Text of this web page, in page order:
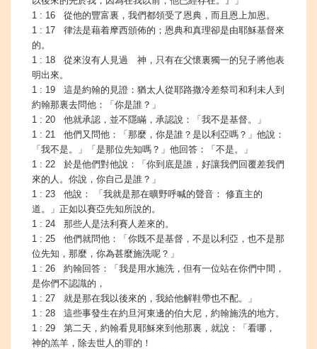
1 : 16 從他的豐富裏，我們都領受了恩典，而且恩上加恩。
1 : 17 律法是藉着摩西頒佈的；恩典和真理卻是由耶穌基督來
的。
1 : 18 從來沒有人見過 神，只有在父懷裏獨一的兒子將他表
明出來。
1 : 19 這是約翰的見證：猶太人從耶路撒冷差祭司和利未人到
約翰那裏去問他：「你是誰？」
1 : 20 他就承認，並不隱瞞，承認說：「我不是基督。」
1 : 21 他們又問他：「那麼，你是誰？是以利亞嗎？」他說：
「我不是。」「是那位先知嗎？」他回答：「不是。」
1 : 22 於是他們對他說：「你到底是誰，好讓我們回覆差我們
來的人。你說，你自己是誰？」
1 : 23 他說： 「我就是那在曠野呼喊的聲音： 修直主的
道。」正如以賽亞先知所說的。
1 : 24 那些人是法利賽人差來的。
1 : 25 他們就問他：「你既不是基督，不是以利亞，也不是那
位先知，那麼，你為甚麼施洗呢？」
1 : 26 約翰回答：「我是用水施洗，但有一位站在你們中間，
是你們不認識的，
1 : 27 就是那在我以後來的，我給他解鞋帶也不配。」
1 : 28 這些事發生在約旦河東邊的伯大尼，約翰施洗的地方。
1 : 29 第二天，約翰看見耶穌來到他那裏，就說：「看哪，
神的羔羊，除去世人的罪的！